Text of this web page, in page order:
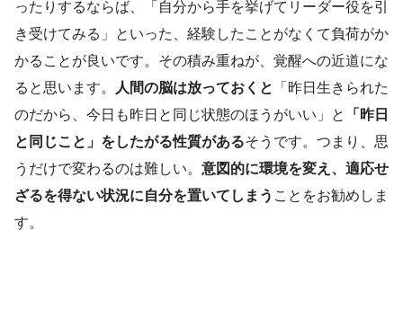
ったりするならば、 「自分から手を挙げてリーダー役を引
き受けてみる」といった
、経験したことがなくて負荷がか
かることが良いです。その積み重ねが、覚醒への近道にな
ると思います。
人間の脳は放っておくと
「昨日生きられた
のだから、今日も昨日と同じ状態のほうがいい」と
「昨日
と同じこと」をしたがる性質があるそうです。つまり、思
うだけで変わるのは難しい。 意図的に環境を変え、適応せ
ざるを得ない状況に自分を置いてしまう ことをお勧めしま
す。